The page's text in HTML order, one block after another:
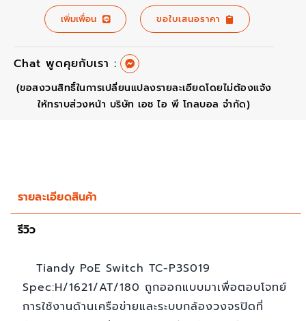
เพิ่มเพื่อน ขอใบเสนอราคา
Chat พูดคุยกับเรา :
(ขอสงวนสิทธิ์ในการเปลี่ยนแปลงรายละเอียดโดยไม่ต้องแจ้ง
ให้ทราบส่วงหน้า บริษัท เอช ไอ พี โกลบอล จำกัด)
รายละเอียดสินค้า
รีวิว
Tiandy PoE Switch TC-P3S019
Spec:H/1621/AT/180 ถูกออกแบบมาเพื่อตอบโจทย์
การใช้งานด้านเครือข่ายและระบบกล้องวงจรปิดที่